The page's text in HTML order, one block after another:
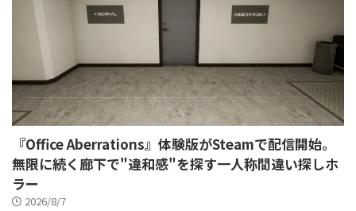
『Office Aberrations』体験版がSteamで配信開始。
無限に続く廊下で"違和感"を探す一人称間違い探しホ
ラー
2026/8/7